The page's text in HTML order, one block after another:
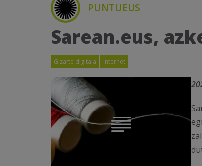
PUNTUEUS
Sarean.eus,
Gizarte digitala Internet